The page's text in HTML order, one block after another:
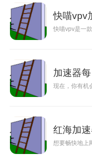
快喵vpv
快喵vpv是一
加速器
现在，你有机
红海加
想要畅快地上